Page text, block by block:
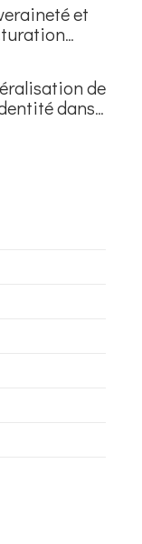
et
de
dans